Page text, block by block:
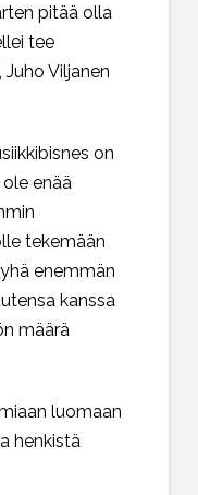
pitää olla
tee
Juho Viljanen
on
enää
tekemään
enemmän
kanssa
määrä
luomaan
henkistä